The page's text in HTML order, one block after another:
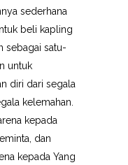
sederhana
beli kapling
sebagai satu-
untuk
diri dari segala
kelemahan.
kepada
dan
kepada Yang